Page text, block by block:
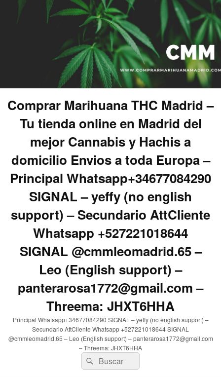
Comprar Marihuana THC Madrid –
Tu tienda online en Madrid del
mejor Cannabis y Hachis a
domicilio Envios a toda Europa –
Principal Whatsapp+34677084290
SIGNAL – yeffy (no english
support) – Secundario AttCliente
Whatsapp +527221018644
SIGNAL @cmmleomadrid.65 –
Leo (English support) –
panterarosa1772@gmail.com –
Threema: JHXT6HHA
Principal Whatsapp+34677084290 SIGNAL – yeffy (no english support) –
Secundario AttCliente Whatsapp +527221018644 SIGNAL
@cmmleomadrid.65 – Leo (English support) – panterarosa1772@gmail.com
– Threema: JHXT6HHA
Buscar
por:
Buscar